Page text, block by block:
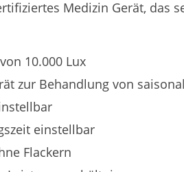
Medizin Gerät, das
10.000 Lux
zur Behandlung von
einstellbar
Flackern